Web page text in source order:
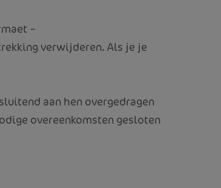
–
verwijderen. Als je je
aan hen overgedragen
overeenkomsten gesloten